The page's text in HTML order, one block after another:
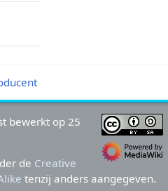
bewerkt op 25
de Creative
tenzij anders aangegeven.